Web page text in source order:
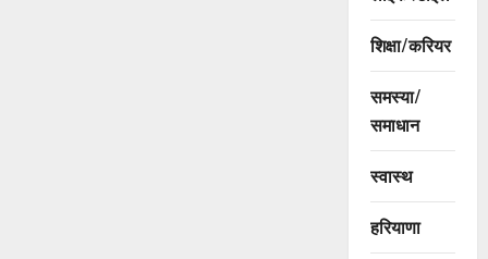
शिक्षा/करियर
समस्या/
समाधान
स्वास्थ
हरियाणा